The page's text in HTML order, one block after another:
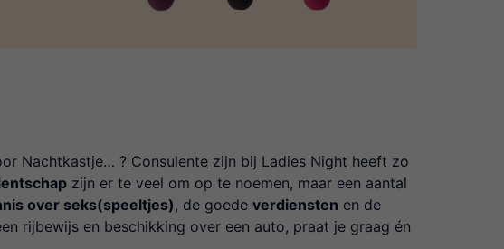
Nachtkastje… ? Consulente zijn bij Ladies Night heeft zo
zijn er te veel om op te noemen, maar een aantal
over seks(speeltjes), de goede verdiensten en de
rijbewijs en beschikking over een auto, praat je graag én